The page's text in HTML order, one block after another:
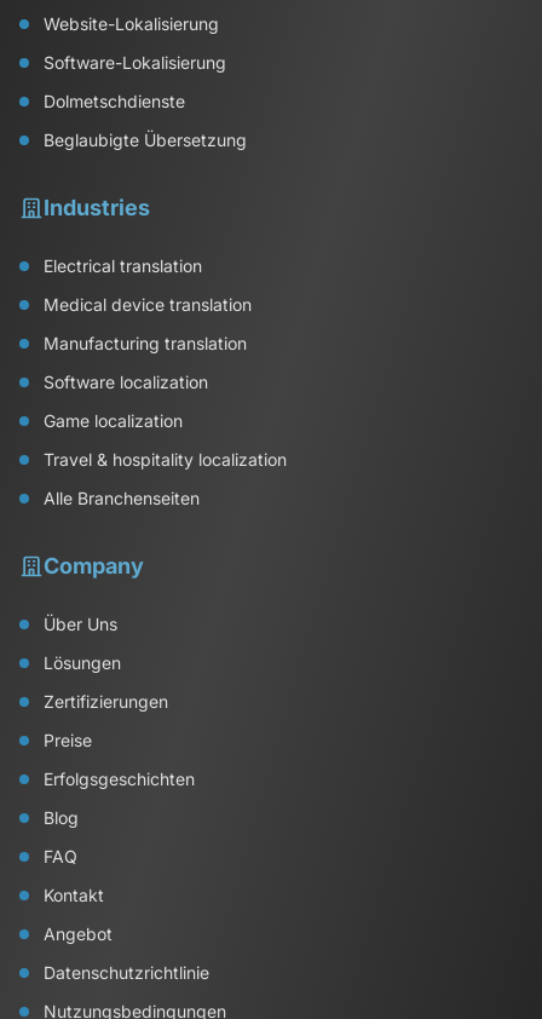
Website-Lokalisierung
Software-Lokalisierung
Dolmetschdienste
Beglaubigte Übersetzung
Industries
Electrical translation
Medical device translation
Manufacturing translation
Software localization
Game localization
Travel & hospitality localization
Alle Branchenseiten
Company
Über Uns
Lösungen
Zertifizierungen
Preise
Erfolgsgeschichten
Blog
FAQ
Kontakt
Angebot
Datenschutzrichtlinie
Nutzungsbedingungen